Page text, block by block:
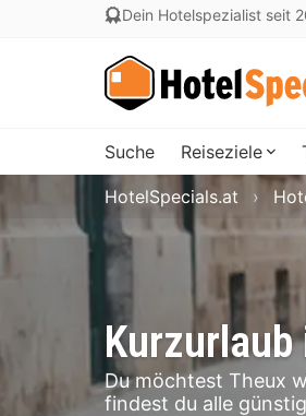
Dein Hotelspezialist seit
Suche Reiseziele
Kurzurlaub
Du möchtest Theux
findest du alle
HotelSpecials.at